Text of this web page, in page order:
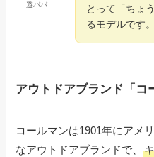
遊パパ
とって「ちょ
るモデルです。
アウトドアブランド「コ
コールマンは1901年にアメ
なアウトドアブランドで、